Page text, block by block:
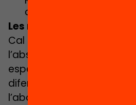
correcció de
Les respostes: què
Cal remarcar, però, que el
l’absentisme –entès com
específic, amb una lògica
diferenciable d’altres
l’abandonament escolar o